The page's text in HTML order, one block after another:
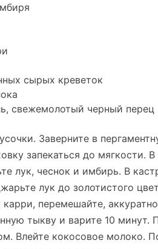
сырых креветок
свежемолотый черный перец
Заверните в
запекаться до мягкости.
лук, чеснок и имбирь. В
лук до золотистого
перемешайте,
тыкву и варите 10 минут.
Влейте кокосовое молоко.